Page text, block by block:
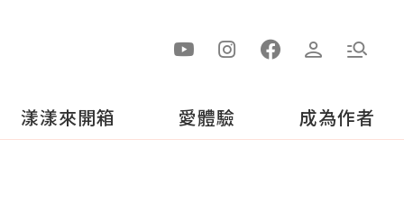
漾漾來開箱 愛體驗 成為作者